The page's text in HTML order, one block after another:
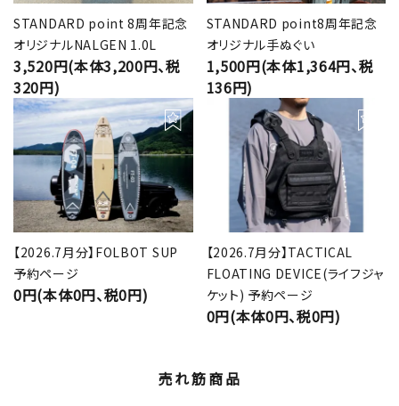
STANDARD point 8周年記念
オリジナルNALGEN 1.0L
3,520円(本体3,200円、税
320円)
STANDARD point8周年記念
オリジナル手ぬぐい
1,500円(本体1,364円、税
136円)
【2026.7月分】FOLBOT SUP
予約ページ
0円(本体0円、税0円)
【2026.7月分】TACTICAL
FLOATING DEVICE(ライフジャ
ケット) 予約ページ
0円(本体0円、税0円)
売れ筋商品